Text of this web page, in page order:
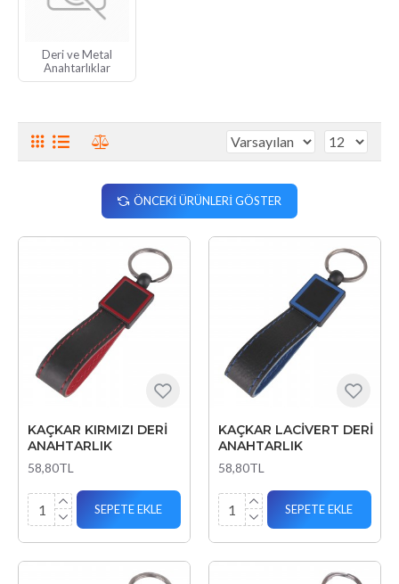
Deri ve Metal
Anahtarlıklar
ÖNCEKI ÜRÜNLERI GÖSTER
KAÇKAR KIRMIZI DERİ
ANAHTARLIK
58,80TL
SEPETE EKLE
KAÇKAR LACİVERT DERİ
ANAHTARLIK
58,80TL
SEPETE EKLE